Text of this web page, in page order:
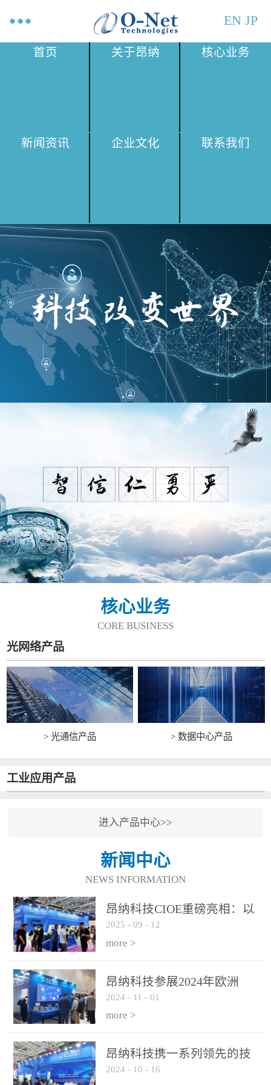
EN JP
首页 关于昂纳 核心业务
新闻资讯 企业文化 联系我们
核心业务
CORE BUSINESS
光网络产品
> 光通信产品 > 数据中心产品
工业应用产品
进入产品中心>>
新闻中心
NEWS INFORMATION
昂纳科技CIOE重磅亮相：以
光通信创新引擎，驱动AI与
算力互联新时代
2025 - 09 - 12
more >
昂纳科技参展2024年欧洲
ECOC展会
2024 - 11 - 01
more >
昂纳科技携一系列领先的技
术平台和优秀产品参展2024
2024 - 10 - 16